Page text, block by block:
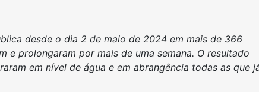
desde o dia 2 de maio de 2024 em mais de 366
e prolongaram por mais de uma semana. O resultado
em nível de água e em abrangência todas as que